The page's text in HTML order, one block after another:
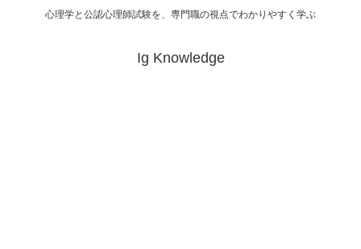
心理学と公認心理師試験を、専門職の視点でわかりやすく学ぶ
Ig Knowledge